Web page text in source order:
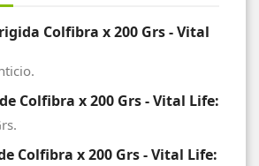
Colfibra x 200 Grs - Vital
Colfibra x 200 Grs - Vital Life:
Colfibra x 200 Grs - Vital Life: